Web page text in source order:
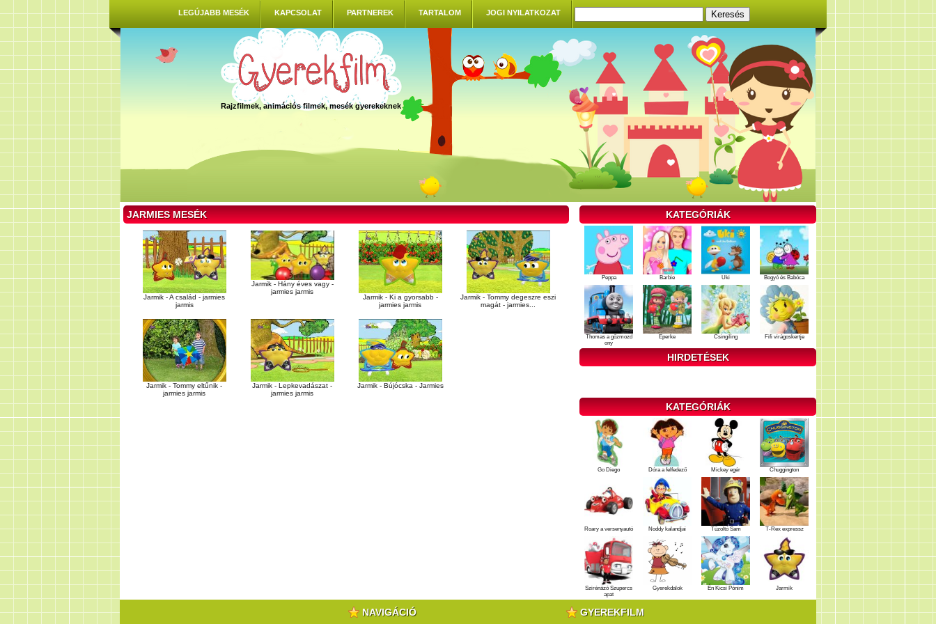
LEGÚJABB MESÉK KAPCSOLAT PARTNEREK TARTALOM JOGI NYILATKOZAT
Rajzfilmek, animációs filmek, mesék gyerekeknek
JARMIES MESÉK
Jarmik - A család - jarmies
jarmis
Jarmik - Hány éves vagy -
jarmies jarmis
Jarmik - Ki a gyorsabb -
jarmies jarmis
Jarmik - Tommy degeszre eszi
magát - jarmies...
Jarmik - Tommy eltűnik -
jarmies jarmis
Jarmik - Lepkevadászat -
jarmies jarmis
Jarmik - Bújócska - Jarmies
KATEGÓRIÁK
Peppa Barbie Uki Bogyó és Babóca
Thomas a gőzmozd
ony
Eperke Csingiling Fifi virágoskertje
HIRDETÉSEK
KATEGÓRIÁK
Go Diego Dóra a felfedező Mickey egér Chuggington
Roary a versenyautó Noddy kalandjai Tűzoltó Sam T-Rex expressz
Szirénázó Szupercs
apat
Gyerekdalok Én Kicsi Pónim Jarmik
NAVIGÁCIÓ GYEREKFILM